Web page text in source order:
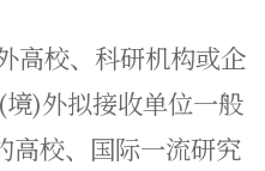
高校、科研机构或企
)外拟接收单位一般
高校、国际一流研究